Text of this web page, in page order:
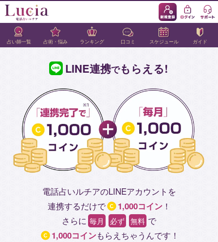
占い師一覧 占術・悩み ランキング 口コミ スケジュール ガイド
LINE連携でもらえる!
電話占いルチアのLINEアカウントを
連携するだけで
1,000コイン！
さらに 毎月 必ず 無料 で
1,000コインもらえちゃうんです！